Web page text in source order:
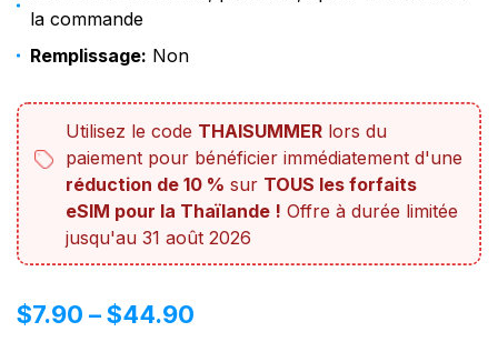
la commande
Remplissage: Non
Utilisez le code THAISUMMERlors du
paiement pour bénéficier immédiatement d'une
réduction de 10 % sur TOUS les forfaits
eSIM pour la Thaïlande ! Offre à durée limitée
jusqu'au 31 août 2026
$7.90 –$44.90